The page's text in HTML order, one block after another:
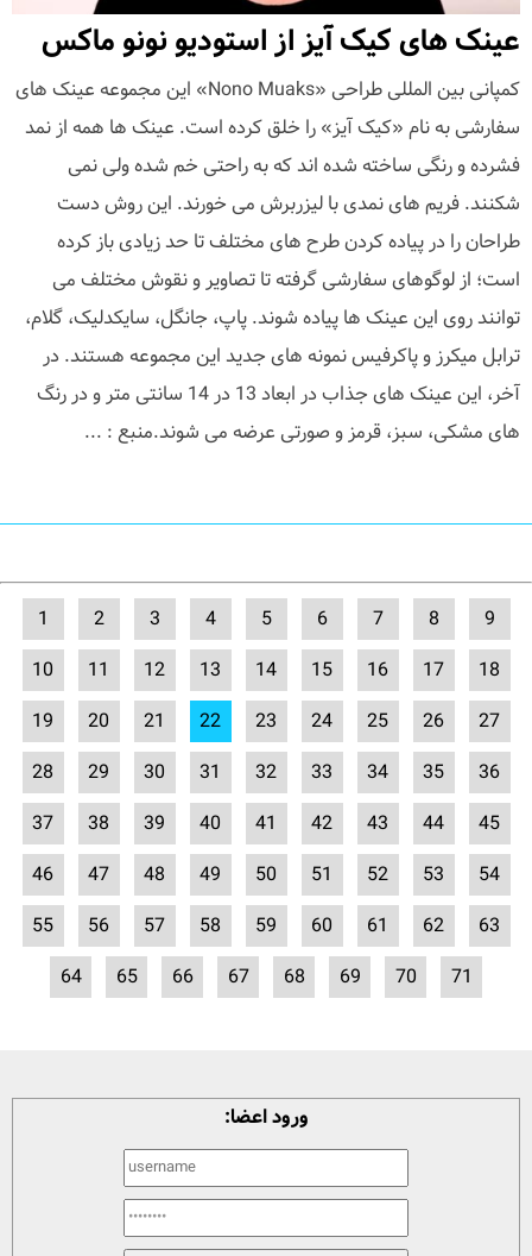
عینک های کیک آیز از استودیو نونو ماکس
کمپانی بین المللی طراحی «Nono Muaks» این مجموعه عینک های
سفارشی به نام «کیک آیز» را خلق کرده است. عینک ها همه از نمد
فشرده و رنگی ساخته شده اند که به راحتی خم شده ولی نمی
شکنند. فریم های نمدی با لیزربرش می خورند. این روش دست
طراحان را در پیاده کردن طرح های مختلف تا حد زیادی باز کرده
است؛ از لوگوهای سفارشی گرفته تا تصاویر و نقوش مختلف می
توانند روی این عینک ها پیاده شوند. پاپ، جانگل، سایکدلیک، گلام،
ترابل میکرز و پاکرفیس نمونه های جدید این مجموعه هستند. در
آخر، این عینک های جذاب در ابعاد 13 در 14 سانتی متر و در رنگ
های مشکی، سبز، قرمز و صورتی عرضه می شوند.منبع : ...
1 2 3 4 5 6 7 8
9
10
11 12 13 14 15 16 17
18
19
20 21 22 23 24 25 26
27
28
29 30 31 32 33 34 35
36
37
38 39 40 41 42 43 44
45
46
47 48 49 50 51 52 53
54
55
56 57 58 59 60 61 62
63
64
65 66 67 68 69 70 71
ورود اعضا: